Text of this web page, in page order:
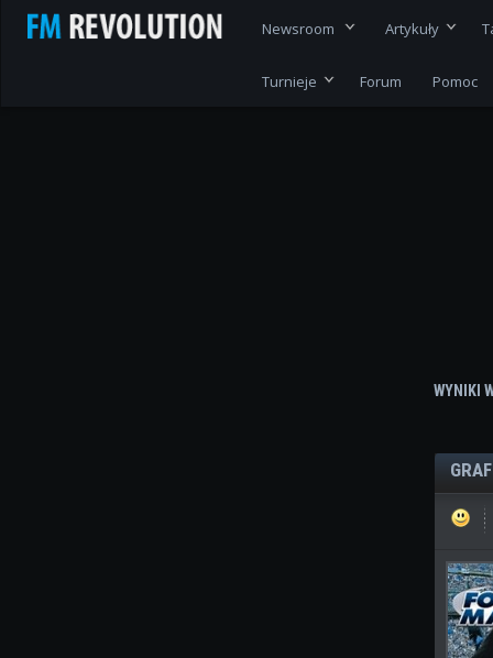
Newsroom Artykuły
Turnieje Forum Pomoc
WYNIKI